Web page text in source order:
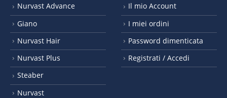
Nurvast Advance
Giano
Nurvast Hair
Nurvast Plus
Steaber
Nurvast
Il mio Account
I miei ordini
Password dimenticata
Registrati / Accedi